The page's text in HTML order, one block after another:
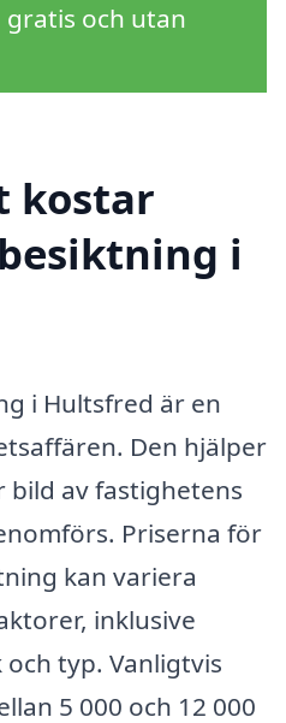
gratis och utan
kostar
i
i Hultsfred är en
Den hjälper
bild av fastighetens
Priserna för
kan variera
inklusive
typ. Vanligtvis
5 000 och 12 000